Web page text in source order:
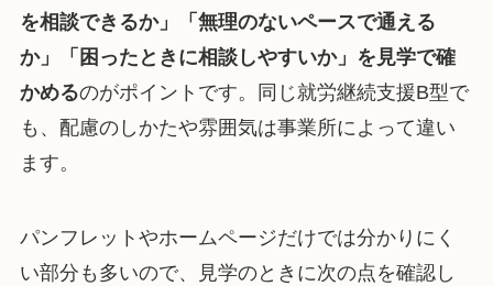
を相談できるか」「無理のないペースで通える
か」「困ったときに相談しやすいか」を見学で確
かめるのがポイントです。同じ就労継続支援B型で
も、配慮のしかたや雰囲気は事業所によって違い
ます。
パンフレットやホームページだけでは分かりにく
い部分も多いので、見学のときに次の点を確認し